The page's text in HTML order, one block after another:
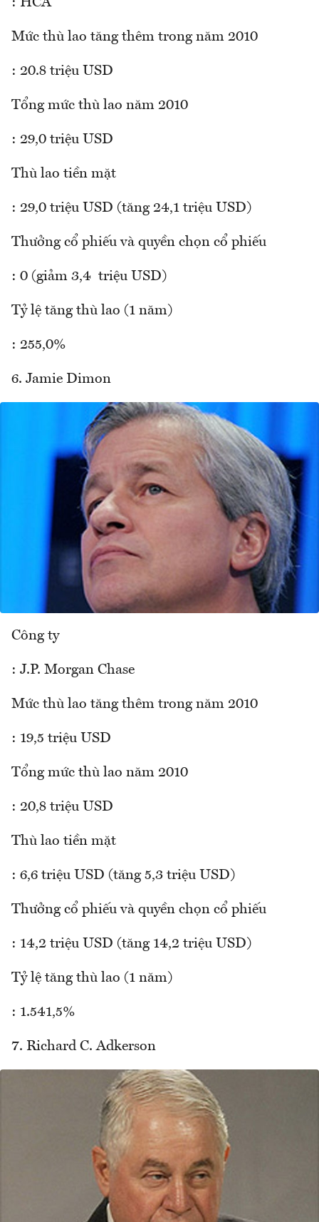
Mức thù lao tăng thêm trong năm 2010
: 20.8 triệu USD
Tổng mức thù lao năm 2010
: 29,0 triệu USD
Thù lao tiền mặt
: 29,0 triệu USD (tăng 24,1 triệu USD)
Thưởng cổ phiếu và quyền chọn cổ phiếu
: 0 (giảm 3,4 triệu USD)
Tỷ lệ tăng thù lao (1 năm)
: 255,0%
6. Jamie Dimon
Công ty
: J.P. Morgan Chase
Mức thù lao tăng thêm trong năm 2010
: 19,5 triệu USD
Tổng mức thù lao năm 2010
: 20,8 triệu USD
Thù lao tiền mặt
: 6,6 triệu USD (tăng 5,3 triệu USD)
Thưởng cổ phiếu và quyền chọn cổ phiếu
: 14,2 triệu USD (tăng 14,2 triệu USD)
Tỷ lệ tăng thù lao (1 năm)
: 1.541,5%
7. Richard C. Adkerson